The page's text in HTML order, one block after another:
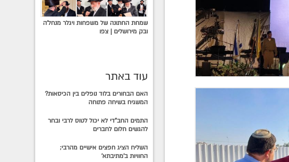
שמחת החתונה של משפחות ויגלר מנחל'ה
ובק מירושלים | צפו
עוד באתר
האם הבחורים בלוד נופלים בין הכיסאות?
המשגיח בשיחה פתוחה
התמים החב"די לא יכול לטוס לרבי ובחר
להגשים חלום לחברים
השליח הציג חפצים אישיים מהרבי;
החוויות ב'מתיבתא'